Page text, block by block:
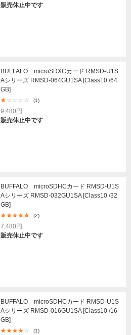
販売休止中です
BUFFALO microSDXCカード RMSD-U1S
Aシリーズ RMSD-064GU1SA [Class10 /64
GB]
(1)
9,480円
販売休止中です
BUFFALO microSDHCカード RMSD-U1S
Aシリーズ RMSD-032GU1SA [Class10 /32
GB]
(2)
7,480円
販売休止中です
BUFFALO microSDHCカード RMSD-U1S
Aシリーズ RMSD-016GU1SA [Class10 /16
GB]
(1)